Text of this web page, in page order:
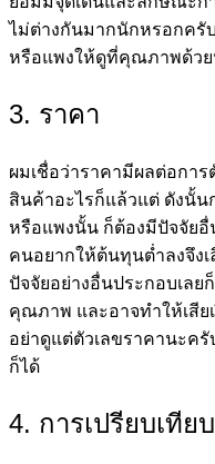
ไม่ต่างกันมากนักหรอกครั
หรือแพงให้ดูที่คุณภาพด้ว
3. ราคา
ผมเชื่อว่าราคามีผลต่อการ
สินค้าอะไรก็แล้วแต่ ดังนั้น
หรือแพงนั้น ก็ต้องมีปัจจัยอื่
คนอยากให้ต้นทุนต่ำลงจึง
ปัจจัยอย่างอื่นประกอบเล
คุณภาพ และอาจทำให้เสีย
อย่าดูแต่ตัวเลขราคานะค
ก็ได้
4. การเปรียบเที